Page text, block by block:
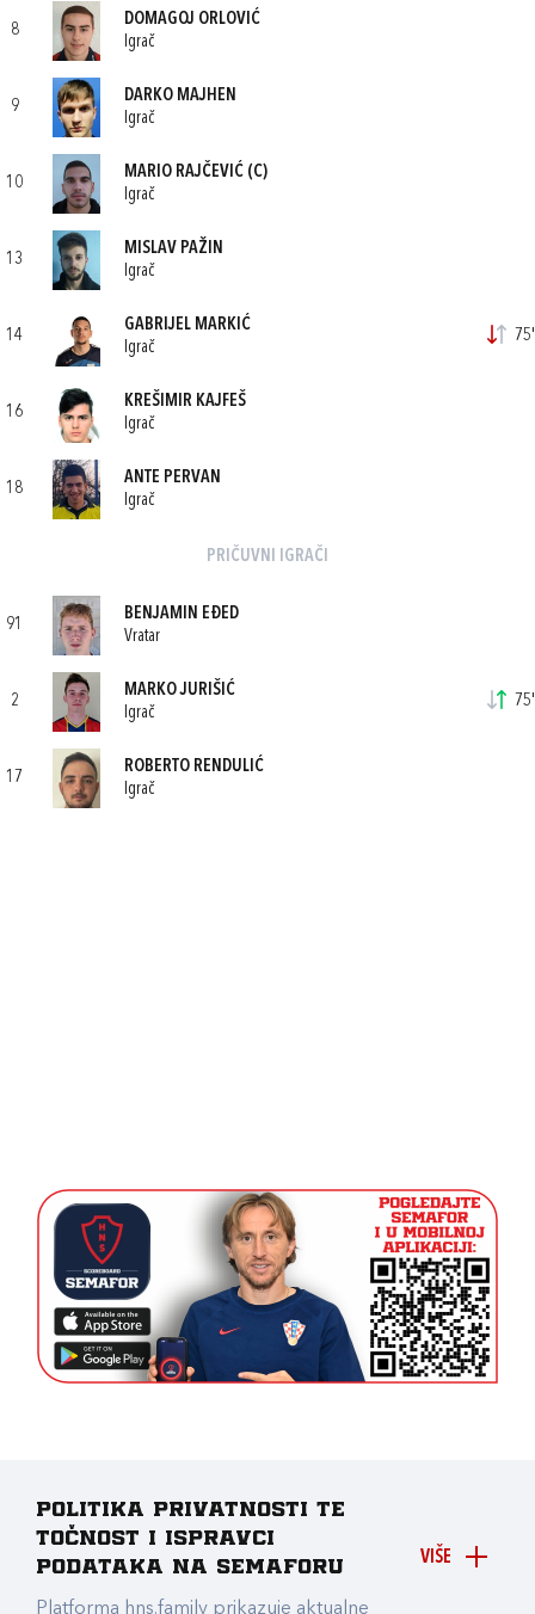
8
DOMAGOJ ORLOVIĆ
Igrač
9
DARKO MAJHEN
Igrač
10
MARIO RAJČEVIĆ (C)
Igrač
13
MISLAV PAŽIN
Igrač
14
GABRIJEL MARKIĆ
Igrač
75'
16
KREŠIMIR KAJFEŠ
Igrač
18
ANTE PERVAN
Igrač
PRIČUVNI IGRAČI
91
BENJAMIN EĐED
Vratar
2
MARKO JURIŠIĆ
Igrač
75'
17
ROBERTO RENDULIĆ
Igrač
VIŠE
Politika privatnosti te
točnost i ispravci
podataka na Semaforu
Platforma hns.family prikazuje aktualne